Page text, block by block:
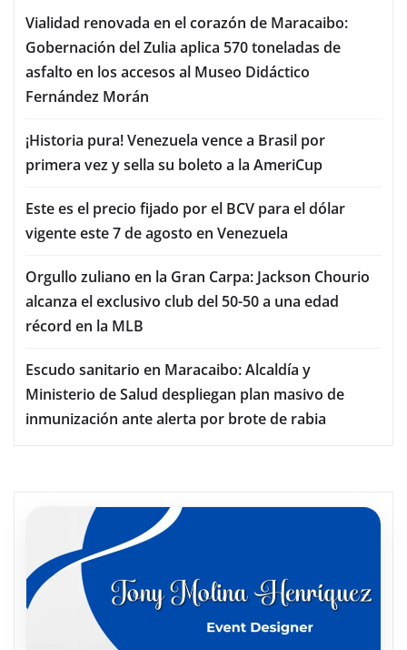
Vialidad renovada en el corazón de Maracaibo:
Gobernación del Zulia aplica 570 toneladas de
asfalto en los accesos al Museo Didáctico
Fernández Morán
¡Historia pura! Venezuela vence a Brasil por
primera vez y sella su boleto a la AmeriCup
Este es el precio fijado por el BCV para el dólar
vigente este 7 de agosto en Venezuela
Orgullo zuliano en la Gran Carpa: Jackson Chourio
alcanza el exclusivo club del 50-50 a una edad
récord en la MLB
Escudo sanitario en Maracaibo: Alcaldía y
Ministerio de Salud despliegan plan masivo de
inmunización ante alerta por brote de rabia